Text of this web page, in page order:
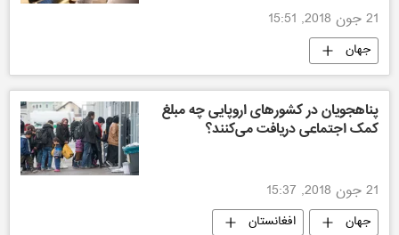
21 جون 2018, 15:51
جهان
پناهجویان در کشورهای اروپایی چه مبلغ
کمک اجتماعی دریافت می‌کنند؟
21 جون 2018, 15:37
جهان افغانستان